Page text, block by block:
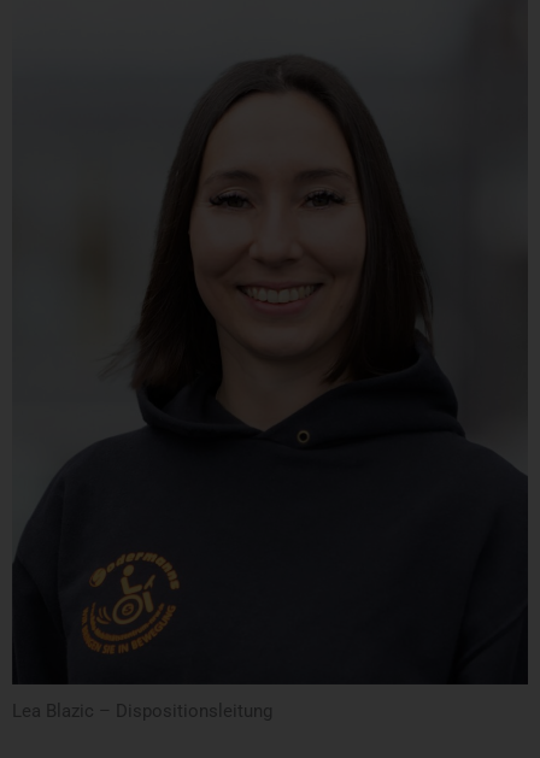
Lea Blazic – Dispositionsleitung